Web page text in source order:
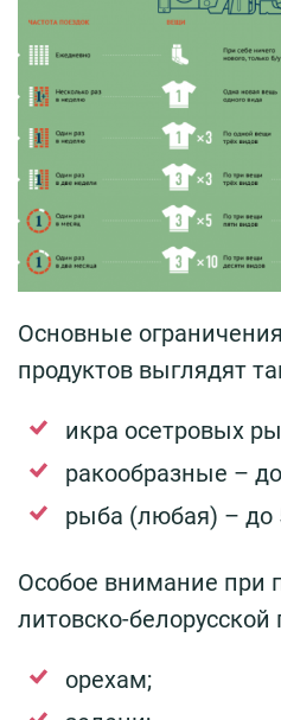
Основные
продуктов выглядят
икра осетровых
ракообразные –
рыба (любая) – до
Особое внимание при
литовско-белорусской
орехам;